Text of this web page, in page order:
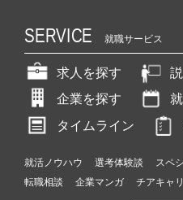
SERVICE 就職サービス
求人を探す
企業を探す
タイムライン
就活ノウハウ 選考体験談 スペ
転職相談
企業マンガ チアキャ